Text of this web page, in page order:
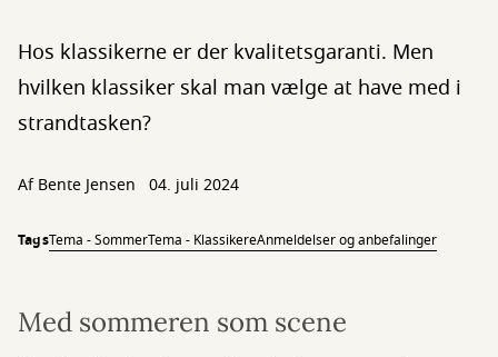
Hos klassikerne er der kvalitetsgaranti. Men
hvilken klassiker skal man vælge at have med i
strandtasken?
AfBente Jensen 04. juli 2024
TagsTema - SommerTema - KlassikereAnmeldelser og anbefalinger
Med sommeren som scene